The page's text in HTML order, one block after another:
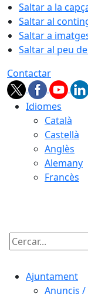
Saltar a la
Saltar al
Saltar a
Saltar al peu
Contactar
Idiomes
Català
Castellà
Anglès
Alemany
Francès
Cercar:
Ajuntament
Anuncis